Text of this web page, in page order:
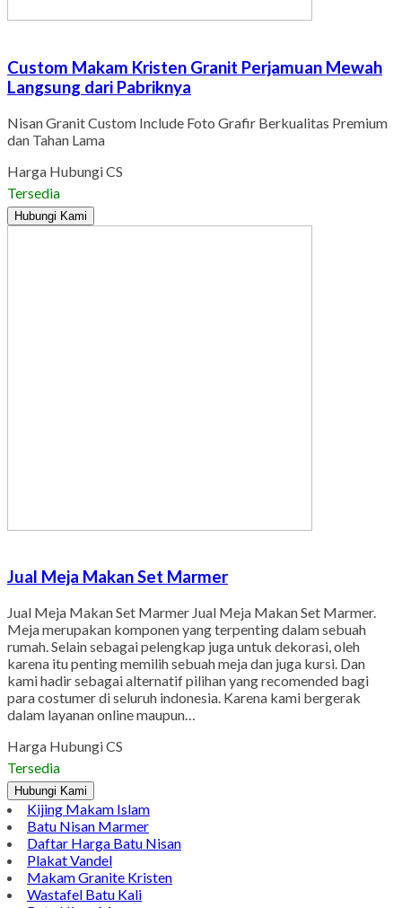
Custom Makam Kristen Granit Perjamuan Mewah
Langsung dari Pabriknya
Nisan Granit Custom Include Foto Grafir Berkualitas Premium
dan Tahan Lama
Harga Hubungi CS
Tersedia
Hubungi Kami
Jual Meja Makan Set Marmer
Jual Meja Makan Set Marmer Jual Meja Makan Set Marmer.
Meja merupakan komponen yang terpenting dalam sebuah
rumah. Selain sebagai pelengkap juga untuk dekorasi, oleh
karena itu penting memilih sebuah meja dan juga kursi. Dan
kami hadir sebagai alternatif pilihan yang recomended bagi
para costumer di seluruh indonesia. Karena kami bergerak
dalam layanan online maupun…
Harga Hubungi CS
Tersedia
Hubungi Kami
Kijing Makam Islam
Batu Nisan Marmer
Daftar Harga Batu Nisan
Plakat Vandel
Makam Granite Kristen
Wastafel Batu Kali